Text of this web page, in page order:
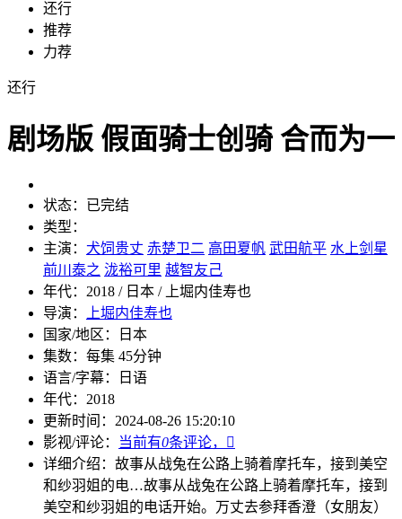
还行
推荐
力荐
还行
剧场版 假面骑士创骑 合而为一
状态： 已完结
类型：
主演： 犬饲贵丈 赤楚卫二 高田夏帆 武田航平 水上剑星
前川泰之 泷裕可里 越智友己
年代： 2018 / 日本 / 上堀内佳寿也
导演：
上堀内佳寿也
国家/地区：
日本
集数： 每集 45分钟
语言/字幕：
日语
年代： 2018
更新时间： 2024-08-26 15:20:10
影视/评论：
当前有0条评论，

详细介绍： 故事从战兔在公路上骑着摩托车，接到美空
和纱羽姐的电…故事从战兔在公路上骑着摩托车，接到
美空和纱羽姐的电话开始。万丈去参拜香澄（女朋友）